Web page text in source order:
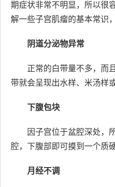
期症状非常不明显，所以很
解一些子宫肌瘤的基本常识
阴道分泌物异常
正常的白带量不多，而
带就会呈现出水样、米汤样
下腹包块
因子宫位于盆腔深处，
腔，下腹部即可摸到一个质
月经不调